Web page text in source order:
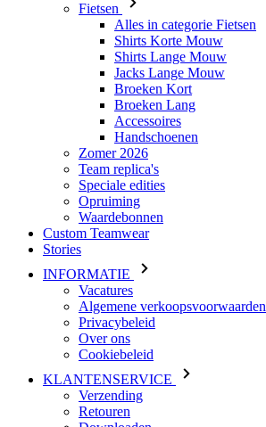
Fietsen
Alles in categorie Fietsen
Shirts Korte Mouw
Shirts Lange Mouw
Jacks Lange Mouw
Broeken Kort
Broeken Lang
Accessoires
Handschoenen
Zomer 2026
Team replica's
Speciale edities
Opruiming
Waardebonnen
Custom Teamwear
Stories
INFORMATIE
Vacatures
Algemene verkoopsvoorwaarden
Privacybeleid
Over ons
Cookiebeleid
KLANTENSERVICE
Verzending
Retouren